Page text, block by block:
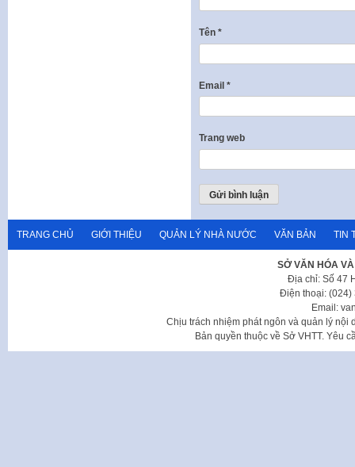
Tên *
Email *
Trang web
TRANG CHỦ GIỚI THIỆU QUẢN LÝ NHÀ NƯỚC VĂN BẢN TIN
SỞ VĂN HÓA
Địa chỉ: Số 47
Điện thoại: (024)
Email:
Chịu trách nhiệm phát ngôn và quản lý nội
Bản quyền thuộc về Sở VHTT. Yêu